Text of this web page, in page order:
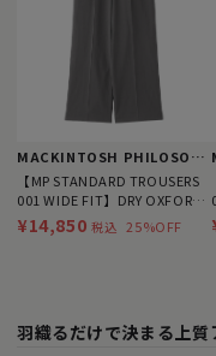
MACKINTOSH PHILOSOPHY
【MP STANDARD TROUSERS
001 WIDE FIT】DRY OXFORD
製
¥14,850 税込 25%OFF
羽織るだけで決まる上質